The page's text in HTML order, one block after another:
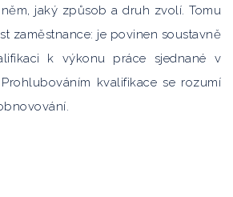
jaký způsob a druh zvolí. Tomu
zaměstnance: je povinen soustavně
k výkonu práce sjednané v
kvalifikace se rozumí